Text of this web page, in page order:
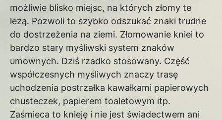
możliwie blisko miejsc, na których złomy te
leżą. Pozwoli to szybko odszukać znaki trudne
do dostrzeżenia na ziemi. Złomowanie kniei to
bardzo stary myśliwski system znaków
umownych. Dziś rzadko stosowany. Część
współczesnych myśliwych znaczy trasę
uchodzenia postrzałka kawałkami papierowych
chusteczek, papierem toaletowym itp.
Zaśmieca to knieję i nie jest świadectwem ani